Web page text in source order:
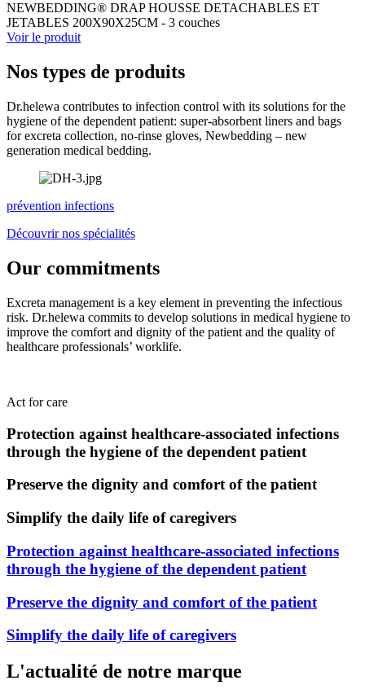
NEWBEDDING® DRAP HOUSSE DETACHABLES ET
JETABLES 200X90X25CM - 3 couches
Voir le produit
Nos types de produits
Dr.helewa contributes to infection control with its solutions for the
hygiene of the dependent patient: super-absorbent liners and bags
for excreta collection, no-rinse gloves, Newbedding – new
generation medical bedding.
prévention infections
Découvrir nos spécialités
Our commitments
Excreta management is a key element in preventing the infectious
risk. Dr.helewa commits to develop solutions in medical hygiene to
improve the comfort and dignity of the patient and the quality of
healthcare professionals’ worklife.
Act for care
Protection against healthcare-associated infections
through the hygiene of the dependent patient
Preserve the dignity and comfort of the patient
Simplify the daily life of caregivers
Protection against healthcare-associated infections
through the hygiene of the dependent patient
Preserve the dignity and comfort of the patient
Simplify the daily life of caregivers
L'actualité de notre marque